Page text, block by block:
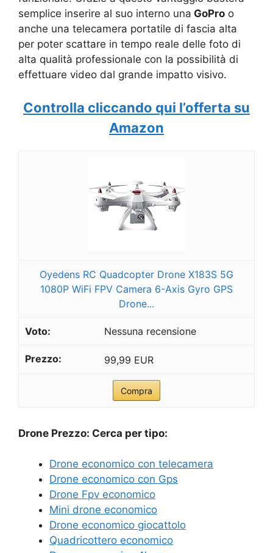
semplice inserire al suo interno una GoPro o
anche una telecamera portatile di fascia alta
per poter scattare in tempo reale delle foto di
alta qualità professionale con la possibilità di
effettuare video dal grande impatto visivo.
Controlla cliccando qui l’offerta su
Amazon
Oyedens RC Quadcopter Drone X183S 5G
1080P WiFi FPV Camera 6-Axis Gyro GPS
Drone...
Nessuna recensione
99,99 EUR
Compra
Drone Prezzo: Cerca per tipo:
Drone economico con telecamera
Drone economico con Gps
Drone Fpv economico
Mini drone economico
Drone economico giocattolo
Quadricottero economico